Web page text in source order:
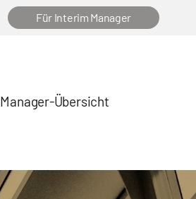
Für Interim Manager
Manager-Übersicht